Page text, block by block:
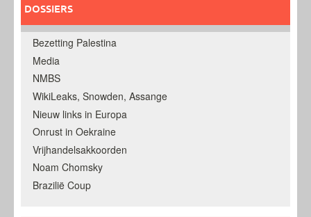
DOSSIERS
Bezetting Palestina
Media
NMBS
WikiLeaks, Snowden, Assange
Nieuw links in Europa
Onrust in Oekraine
Vrijhandelsakkoorden
Noam Chomsky
Brazilië Coup